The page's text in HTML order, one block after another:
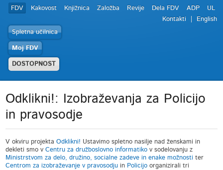
FDV Kakovost Knjižnica Založba Revije Dela FDV ADP
UL
Kontakti
English
Spletna učilnica
Moj FDV
DOSTOPNOST
Odklikni!: Izobraževanja za Policijo
in pravosodje
V okviru projektaOdklikni! Ustavimo spletno nasilje nad ženskami in
dekleti smo vCentru za družboslovno informatiko v sodelovanju z
Ministrstvom za delo, družino, socialne zadeve in enake možnosti ter
Centrom za izobraževanje v pravosodju in Policijo organizirali tri